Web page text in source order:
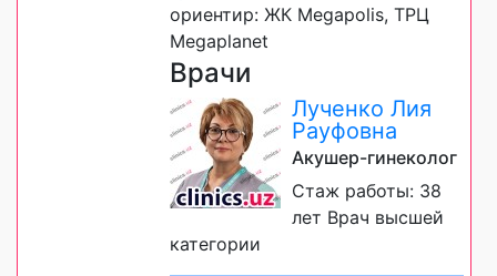
ориентир: ЖК Megapolis, ТРЦ
Megaplanet
Врачи
Лученко Лия
Рауфовна
Акушер-гинеколог
Стаж работы: 38
лет Врач высшей
категории